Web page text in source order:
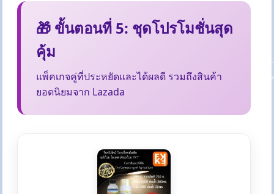
🎁 ขั้นตอนที่ 5: ชุดโปรโมชั่นสุด
คุ้ม
แพ็คเกจคู่ที่ประหยัดและได้ผลดี รวมถึงสินค้า
ยอดนิยมจาก Lazada